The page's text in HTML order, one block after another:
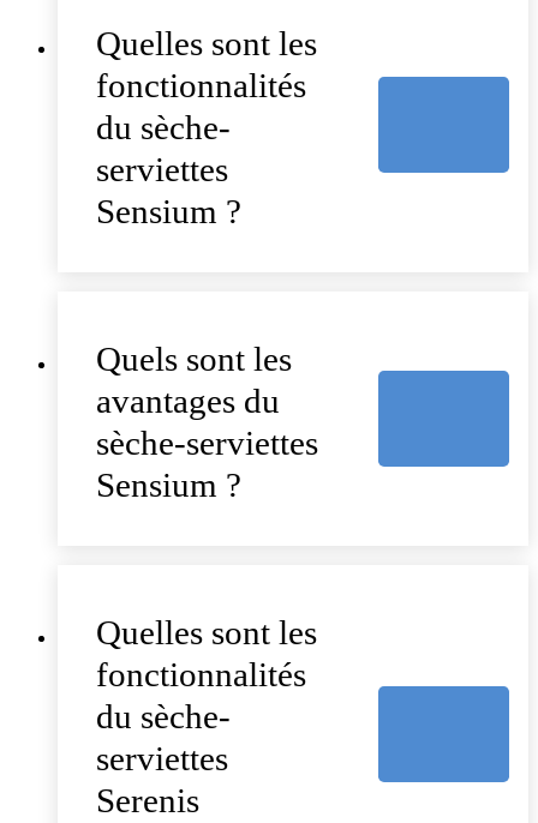
Quelles sont les
fonctionnalités
du sèche-
serviettes
Sensium ?
Quels sont les
avantages du
sèche-serviettes
Sensium ?
Quelles sont les
fonctionnalités
du sèche-
serviettes
Serenis